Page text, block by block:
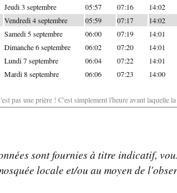
Jeudi 3 septembre 05:57 07:16 14:02
Vendredi 4 septembre 05:59 07:17 14:02
Samedi 5 septembre 06:00 07:19 14:01
Dimanche 6 septembre 06:02 07:20 14:01
Lundi 7 septembre 06:04 07:22 14:01
Mardi 8 septembre 06:06 07:23 14:00
pas une prière ! C'est simplement l'heure avant laquelle
sont fournies à titre indicatif,
locale et/ou au moyen de